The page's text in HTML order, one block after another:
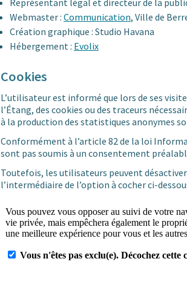
Représentant légal et directeur de la
Webmaster : Communication, Ville de
Création graphique : Studio Havana
Hébergement : Evolix
Cookies
L’utilisateur est informé que lors de ses
l’Étang, des cookies ou des traceurs
à la production des statistiques anonymes
Conformément à l’article 82 de la loi
sont pas soumis à un consentement
Toutefois, les utilisateurs peuvent désactiver
l’intermédiaire de l’option à cocher ci-